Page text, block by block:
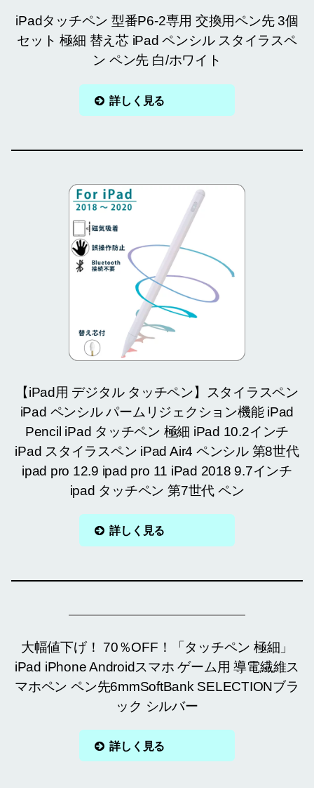
iPadタッチペン 型番P6-2専用 交換用ペン先 3個
セット 極細 替え芯 iPad ペンシル スタイラスペ
ン ペン先 白/ホワイト
詳しく見る
【iPad用 デジタル タッチペン】スタイラスペン
iPad ペンシル パームリジェクション機能 iPad
Pencil iPad タッチペン 極細 iPad 10.2インチ
iPad スタイラスペン iPad Air4 ペンシル 第8世代
ipad pro 12.9 ipad pro 11 iPad 2018 9.7インチ
ipad タッチペン 第7世代 ペン
詳しく見る
大幅値下げ！ 70％OFF！「タッチペン 極細」
iPad iPhone Androidスマホ ゲーム用 導電繊維ス
マホペン ペン先6mmSoftBank SELECTIONブラ
ック シルバー
詳しく見る